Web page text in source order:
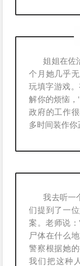
姐姐在佐
个月她几乎
玩填字游戏
解你的烦恼，
政府的工作
多时间装作你
我去听一
们提到了一
案。老师说
尸体在什么
警察根据她
我们把这种